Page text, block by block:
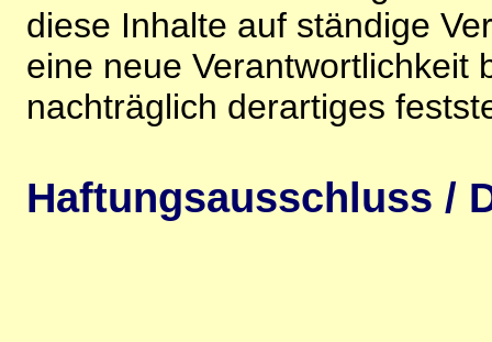
diese Inhalte auf ständige
eine neue Verantwortlichkeit
nachträglich derartiges
Haftungsausschluss /